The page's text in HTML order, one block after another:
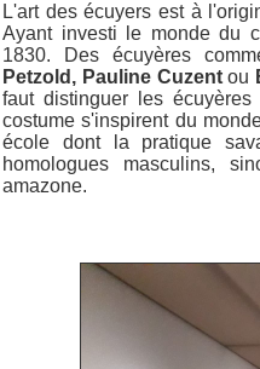
L'art des écuyers est à
Ayant investi le monde du
1830. Des écuyères
Petzold, Pauline Cuzentou
faut distinguer les
costume s'inspirent du
école dont la pratique
homologues masculins,
amazone.